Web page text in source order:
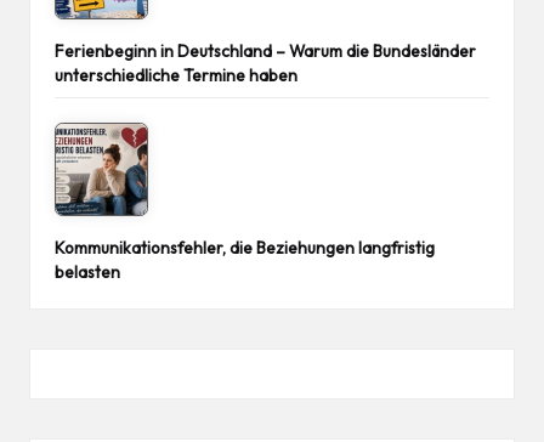
Ferienbeginn in Deutschland – Warum die Bundesländer
unterschiedliche Termine haben
Kommunikationsfehler, die Beziehungen langfristig
belasten